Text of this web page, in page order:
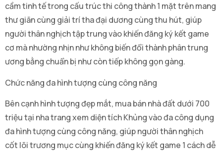
cầm tinh tế trong cấu trúc thi công thành 1 mặt trên mang
thư giãn cùng giải trí tha đại dương cùng thu hút, giúp
người thân nghịch tập trung vào khiến đăng ký kết game
cơ mà nhường nhịn như không biến đổi thành phân trung
ương bằng chuẩn bị như còn tiếp không gọn gàng.
Chức năng đa hình tượng cùng công năng
Bên cạnh hình tượng đẹp mắt, mua bán nhà đất dưới 700
triệu tại nha trang xem diện tích Khủng vào đa công dụng
đa hình tượng cùng công năng, giúp người thân nghịch
cốt lõi trương mục cùng khiến đăng ký kết game 1 cách dễ